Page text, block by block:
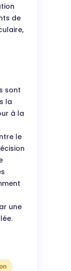
de
sont
la
à la
le
une